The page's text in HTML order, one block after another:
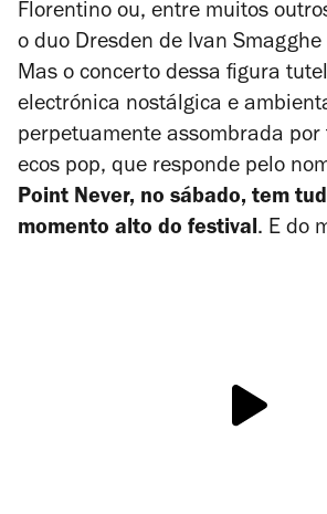
Florentino ou, entre muitos
o duo Dresden de Ivan
Mas o concerto dessa figura
electrónica nostálgica e
perpetuamente assombrada por
ecos pop, que responde pelo
Point Never, no sábado, tem
momento alto do festival. E do